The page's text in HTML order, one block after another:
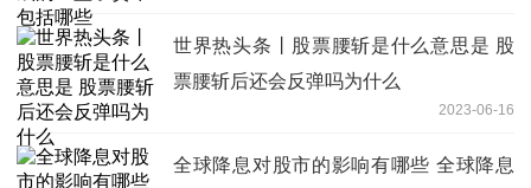
世界热头条丨股票腰斩是什么意思是 股
票腰斩后还会反弹吗为什么
2023-06-16
全球降息对股市的影响有哪些 全球降息